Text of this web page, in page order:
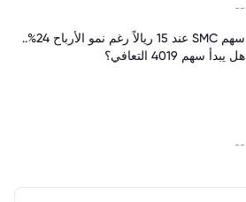
--
سهم SMC عند 15 ريالاً رغم نمو الأرباح 24%..
هل يبدأ سهم 4019 التعافي؟
--